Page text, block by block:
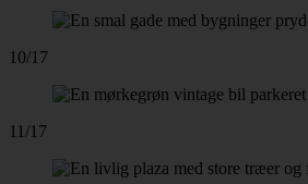
10/17
11/17